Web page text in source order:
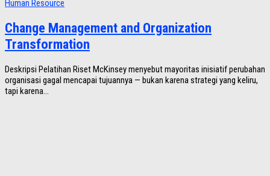
Human Resource
Change Management and Organization
Transformation
Deskripsi Pelatihan Riset McKinsey menyebut mayoritas inisiatif perubahan
organisasi gagal mencapai tujuannya — bukan karena strategi yang keliru,
tapi karena...